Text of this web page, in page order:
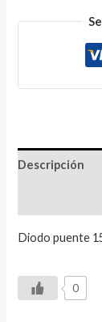
Descripción
Diodo puente
0